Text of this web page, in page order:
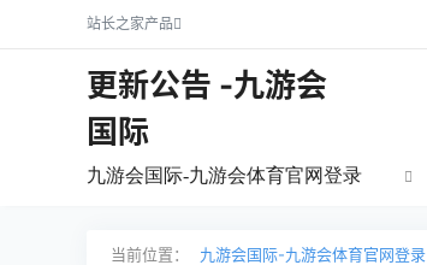
站长之家产品
更新公告 -九游会
国际
九游会国际-九游会体育官网登录
当前位置： 九游会国际-九游会体育官网登录